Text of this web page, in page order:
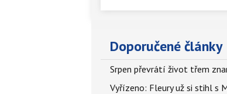
Doporučené články
Srpen převrátí život třem
Vyřízeno: Fleury už si stihl s